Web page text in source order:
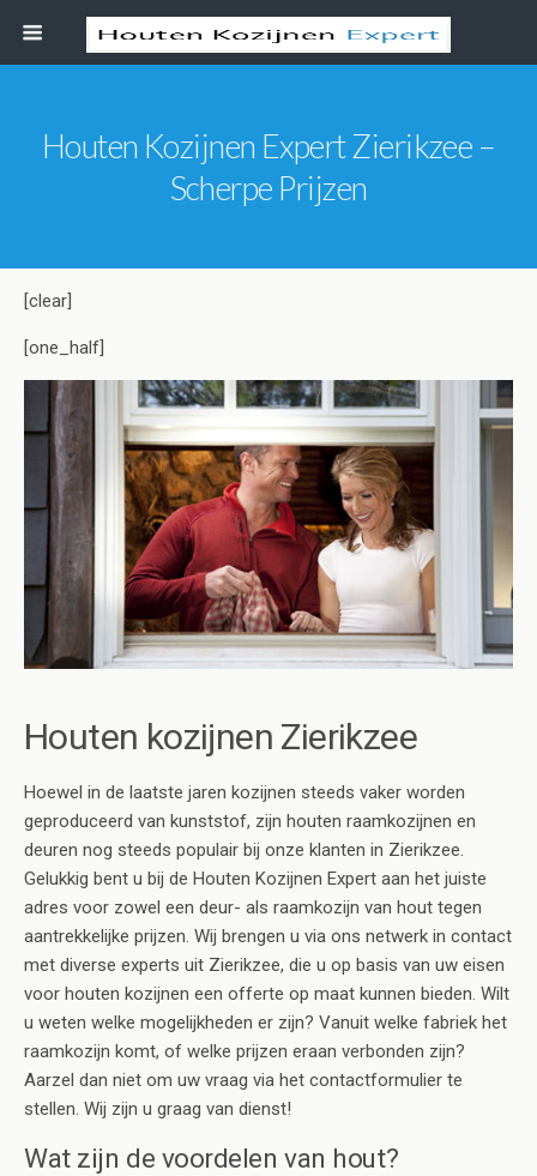
Houten Kozijnen Expert Zierikzee –
Scherpe Prijzen
[clear]
[one_half]
Houten kozijnen Zierikzee
Hoewel in de laatste jaren kozijnen steeds vaker worden
geproduceerd van kunststof, zijn houten raamkozijnen en
deuren nog steeds populair bij onze klanten in Zierikzee.
Gelukkig bent u bij de Houten Kozijnen Expert aan het juiste
adres voor zowel een deur- als raamkozijn van hout tegen
aantrekkelijke prijzen. Wij brengen u via ons netwerk in contact
met diverse experts uit Zierikzee, die u op basis van uw eisen
voor houten kozijnen een offerte op maat kunnen bieden. Wilt
u weten welke mogelijkheden er zijn? Vanuit welke fabriek het
raamkozijn komt, of welke prijzen eraan verbonden zijn?
Aarzel dan niet om uw vraag via het contactformulier te
stellen. Wij zijn u graag van dienst!
Wat zijn de voordelen van hout?